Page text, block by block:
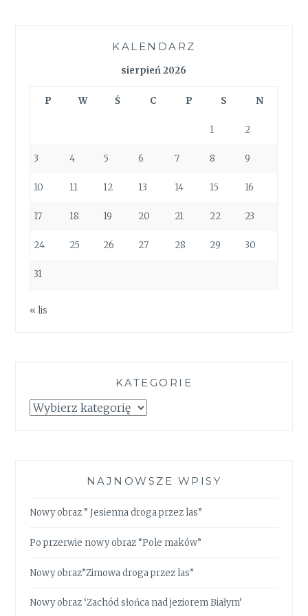
KALENDARZ
sierpień 2026
P W Ś C P S N
1 2
3 4 5 6 7 8 9
10 11 12 13 14 15 16
17 18 19 20 21 22 23
24 25 26 27 28 29 30
31
« lis
KATEGORIE
Kategorie
NAJNOWSZE WPISY
Nowy obraz ” Jesienna droga przez las”
Po przerwie nowy obraz “Pole maków”
Nowy obraz”Zimowa droga przez las”
Nowy obraz ‘Zachód słońca nad jeziorem Białym’